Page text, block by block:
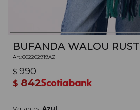
BUFANDA WALOU
602202919AZ
$ 990
$ 842